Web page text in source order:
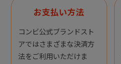
お支払い方法
コンビ公式ブランドスト
アではさまざまな決済方
法をご利用いただけま